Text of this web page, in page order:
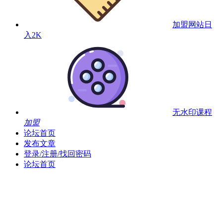
加盟网站日
入2K
无水印课程
加盟
论坛首页
发布文章
登录/注册/找回密码
论坛首页